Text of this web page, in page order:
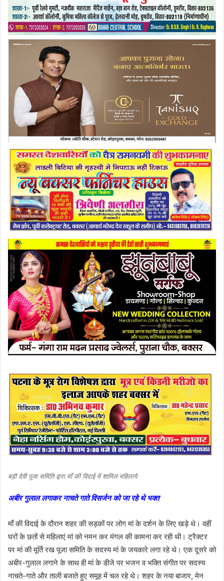
बड़ी देवी पूजा समिति द्वारा माँ की विदाई में शामिल महिलाये
अबीर गुलाल लगाकर नाचते गाते विसर्जन को जा रहे थे भक्त
माँ की विदाई के दौरान शहर की सड़कों पर लोग मां के दर्शन के लिए खड़े थे। वहीं
घरों के छतों से महिलाएं मां को नमन कर मंगल की कामना कर रही थी। ट्रैक्टर
पर मां की मूर्ति रख पूजा समिति के सदस्य मां के जयकारे लगा रहे थे। एक दूसरे को
अबीर-गुलाल लगाने के साथ ही मां के डीजे पर भजन व भक्ति संगीत पर सदस्य
नाचते-गाते और ताली बजाते हुए समूह में चल रहे थे। शहर के नया बाजार, मेन